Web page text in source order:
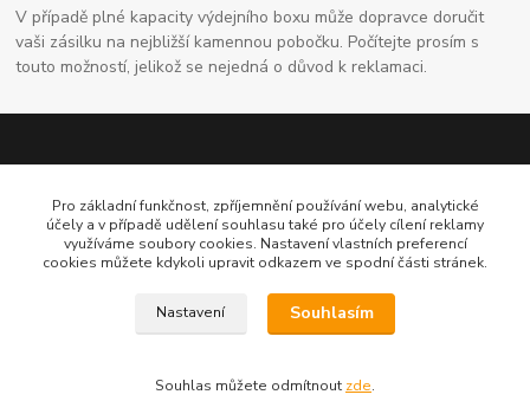
V případě plné kapacity výdejního boxu může dopravce doručit
vaši zásilku na nejbližší kamennou pobočku. Počítejte prosím s
touto možností, jelikož se nejedná o důvod k reklamaci.
Kontaktní údaje
Pro základní funkčnost, zpříjemnění používání webu, analytické
účely a v případě udělení souhlasu také pro účely cílení reklamy
využíváme soubory cookies. Nastavení vlastních preferencí
cookies můžete kdykoli upravit odkazem ve spodní části stránek.
Nastavení Souhlasím
Souhlas můžete odmítnout zde.